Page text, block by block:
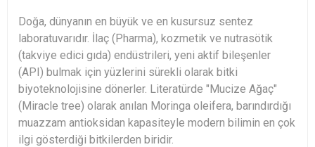
Doğa, dünyanın en büyük ve en kusursuz sentez
laboratuvarıdır. İlaç (Pharma), kozmetik ve nutrasötik
(takviye edici gıda) endüstrileri, yeni aktif bileşenler
(API) bulmak için yüzlerini sürekli olarak bitki
biyoteknolojisine dönerler. Literatürde "Mucize Ağaç"
(Miracle tree) olarak anılan Moringa oleifera, barındırdığı
muazzam antioksidan kapasiteyle modern bilimin en çok
ilgi gösterdiği bitkilerden biridir.